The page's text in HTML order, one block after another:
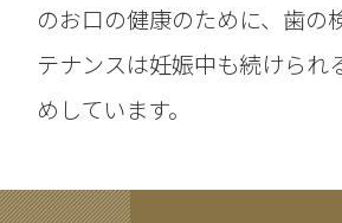
のお口の健康のために、歯の
テナンスは妊娠中も続けられ
めしています。